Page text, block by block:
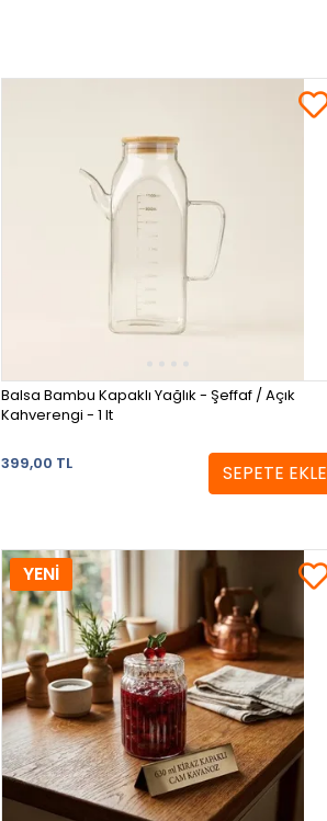
Balsa Bambu Kapaklı Yağlık - Şeffaf / Açık
Kahverengi - 1 lt
399,00 TL SEPETE EKLE
YENİ